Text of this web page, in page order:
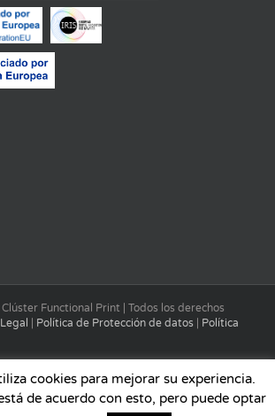
Functional Print | Todos los derechos
Política de Protección de datos
Política
cookies para mejorar su experiencia.
de acuerdo con esto, pero puede optar